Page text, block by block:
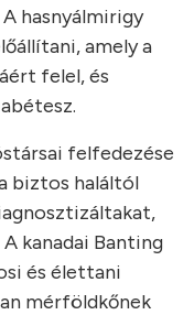
hasnyálmirigy
amely a
felel, és
felfedezése
biztos haláltól
kanadai Banting
és élettani
mérföldkőnek